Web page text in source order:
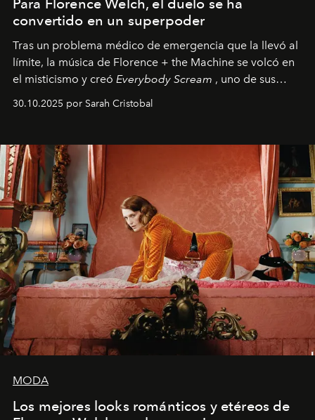
convertido en un superpoder
Tras un problema médico de emergencia que la llevó al
límite, la música de Florence + the Machine se volcó en
el misticismo y creó Everybody Scream , uno de sus
30.10.2025 por Sarah Cristobal
MODA
Los mejores looks románticos y etéreos de